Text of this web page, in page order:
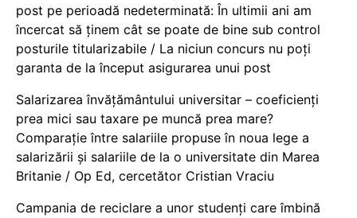
post pe perioadă nedeterminată: În ultimii ani am
încercat să ținem cât se poate de bine sub control
posturile titularizabile / La niciun concurs nu poți
garanta de la început asigurarea unui post
Salarizarea învățământului universitar – coeficienți
prea mici sau taxare pe muncă prea mare?
Comparație între salariile propuse în noua lege a
salarizării și salariile de la o universitate din Marea
Britanie / Op Ed, cercetător Cristian Vraciu
Campania de reciclare a unor studenți care îmbină